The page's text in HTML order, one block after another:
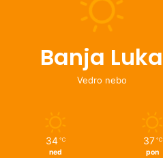
Banja Luka
Vedro nebo
34 ℃
ned
37 ℃
pon